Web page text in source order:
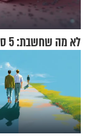
לא מה שחשבת: 5 סודות ליצירת מראה מטופח ורענן